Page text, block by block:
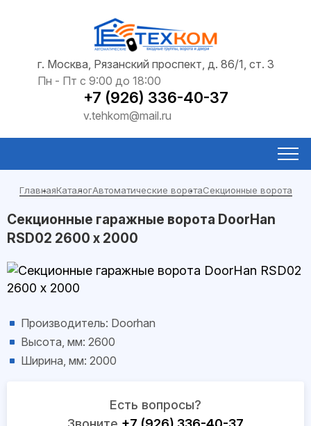
г. Москва, Рязанский проспект, д. 86/1, ст. 3
Пн - Пт с 9:00 до 18:00
+7 (926) 336-40-37
v.tehkom@mail.ru
ГлавнаяКаталогАвтоматические воротаСекционные ворота
Секционные гаражные ворота DoorHan
RSD02 2600 х 2000
Производитель: Doorhan
Высота, мм: 2600
Ширина, мм: 2000
Есть вопросы?